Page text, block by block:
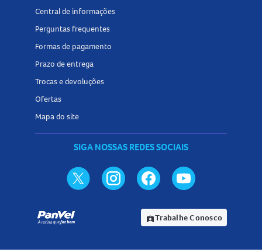
Central de informações
Perguntas frequentes
Formas de pagamento
Prazo de entrega
Trocas e devoluções
Ofertas
Mapa do site
SIGA NOSSAS REDES SOCIAIS
assignment_indTrabalhe Conosco